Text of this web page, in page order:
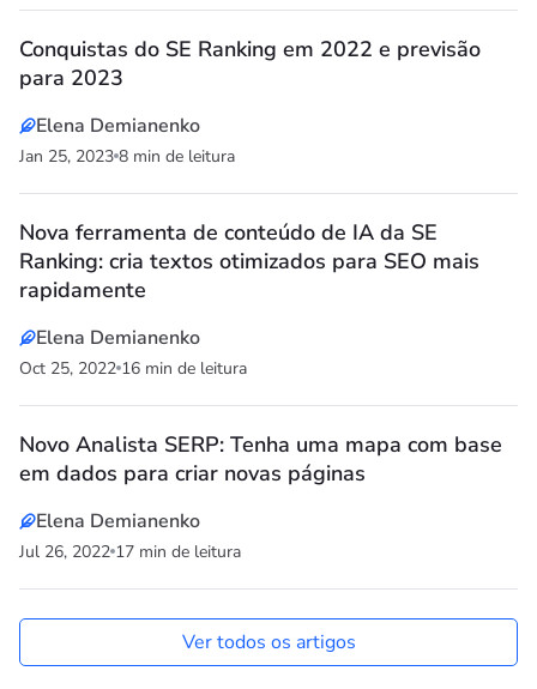
Conquistas do SE Ranking em 2022 e previsão
para 2023
Elena Demianenko
Jan 25, 2023 8 min de leitura
Nova ferramenta de conteúdo de IA da SE
Ranking: cria textos otimizados para SEO mais
rapidamente
Elena Demianenko
Oct 25, 2022 16 min de leitura
Novo Analista SERP: Tenha uma mapa com base
em dados para criar novas páginas
Elena Demianenko
Jul 26, 2022 17 min de leitura
Ver todos os artigos